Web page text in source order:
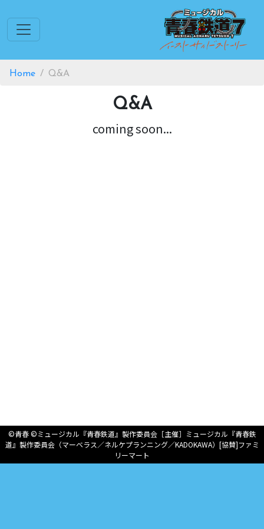
Home Q&A
Q&A
coming soon...
©青春 ©ミュージカル『青春鉄道』製作委員会［主催］ミュージカル『青春鉄
道』製作委員会（マーベラス／ネルケプランニング／KADOKAWA）[協賛]ファミ
リーマート